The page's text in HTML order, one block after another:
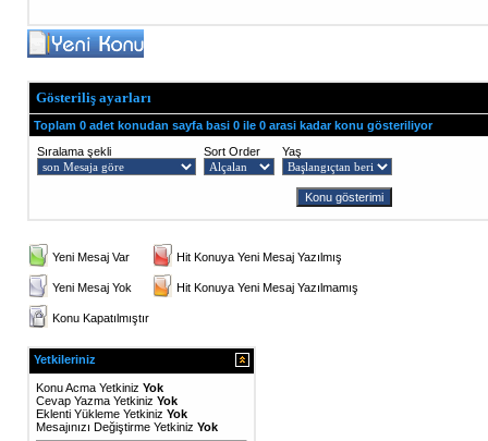
Gösteriliş ayarları
Toplam 0 adet konudan sayfa basi 0 ile 0 arasi kadar konu gösteriliyor
Sıralama şekli
Sort Order Yaş
Yeni Mesaj Var Hit Konuya Yeni Mesaj Yazılmış
Yeni Mesaj Yok Hit Konuya Yeni Mesaj Yazılmamış
Konu Kapatılmıştır
Yetkileriniz
Konu Acma Yetkiniz Yok
Cevap Yazma Yetkiniz Yok
Eklenti Yükleme Yetkiniz Yok
Mesajınızı Değiştirme Yetkiniz Yok